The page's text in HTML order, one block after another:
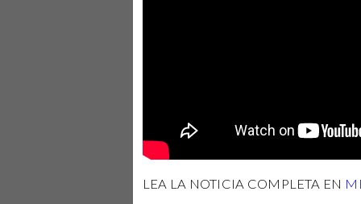
LEA LA NOTICIA COMPLETA EN